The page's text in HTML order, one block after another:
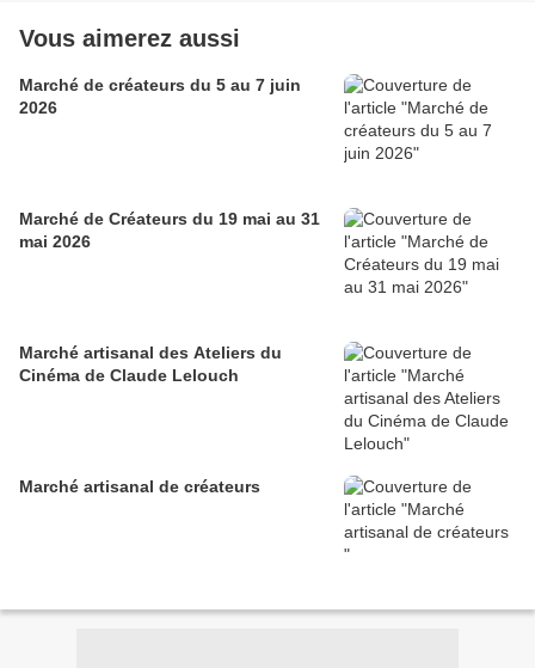
Vous aimerez aussi
Marché de créateurs du 5 au 7 juin
2026
Marché de Créateurs du 19 mai au 31
mai 2026
Marché artisanal des Ateliers du
Cinéma de Claude Lelouch
Marché artisanal de créateurs